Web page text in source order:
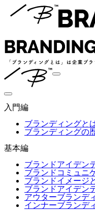
入門編
ブランディングと
ブランディングの
基本編
ブランドアイデン
ブランドコミュニ
ブランドイメージ
ブランドアイデン
アウターブランデ
インナーブランデ